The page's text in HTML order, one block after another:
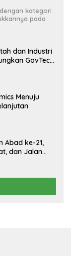
kategori
pada
dan Industri
GovTech,
Menuju
Abad ke-21,
dan Jalan